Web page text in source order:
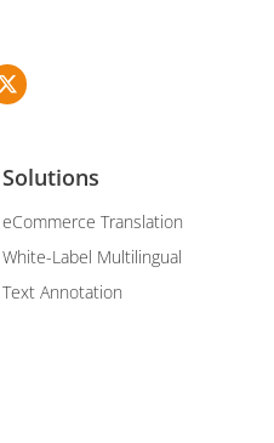
Solutions
eCommerce Translation
White-Label Multilingual
Text Annotation